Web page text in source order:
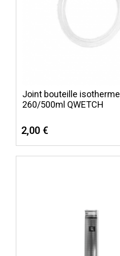
Joint bouteille isotherme
260/500ml QWETCH
2,00 €